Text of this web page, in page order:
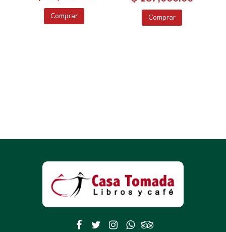
Comprar Comprar